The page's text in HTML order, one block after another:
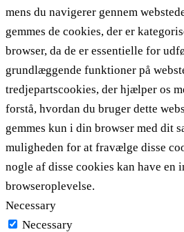
mens du navigerer gennem
gemmes de cookies, der er
browser, da de er essentielle for
grundlæggende funktioner på
tredjepartscookies, der hjælper os
forstå, hvordan du bruger dette
gemmes kun i din browser med dit
muligheden for at fravælge disse
nogle af disse cookies kan have en
browseroplevelse.
Necessary
Necessary